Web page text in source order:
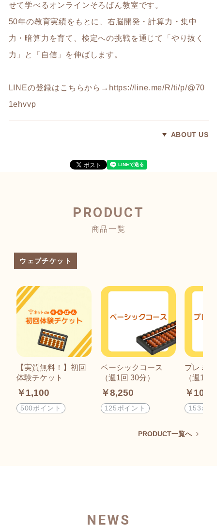
せて学べるオンラインそろばん教室です。
50年の教育実績をもとに、右脳開発・計算力・集中
力・暗算力を育て、検定への挑戦を通じて「やり抜く
力」と「自信」を伸ばします。
LINEの登録はこちらから→ https://line.me/R/ti/p/@70
1ehvvp
ABOUT US
PRODUCT
商品一覧
ウェブチケット
【実質無料！】初回
体験チケット
￥1,100
500ポイント
ベーシックコース
（週1回 30分）
￥8,250
125ポイント
プレミ
（週1回
￥
153ポイ
PRODUCT一覧へ
NEWS